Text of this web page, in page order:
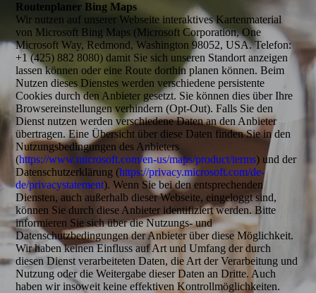
Routenplaner Bing Maps
Wir nutzen auf unserer Webseite interaktives Kartenmaterial
von Microsoft Bing Maps (Microsoft Corporation, One
Microsoft Way, Redmond, Washington 98052, USA. Telefon:
+1 (425) 882 8080) damit Sie sich unseren Standort anzeigen
lassen können oder eine Route dorthin planen können. Beim
Nutzen dieses Dienstes werden verschiedene persistente
Cookies durch den Anbieter gesetzt. Sie können dies über Ihre
Browsereinstellungen verhindern (Opt-Out). Falls Sie den
Dienst nutzen werden verschiedene Daten an den Anbieter
übertragen. Eine Übersicht über diese Daten finden Sie in den
Nutzungsbedingungen des Anbieters
(https://www.microsoft.com/en-us/maps/product/terms) und der
Datenschutzerklärung (https://privacy.microsoft.com/de-
de/privacystatement). Wenn Sie bei den entsprechenden
Diensten, auch außerhalb dieser Webseite, eingeloggt sind,
können Sie durch diese Anbieter identifiziert werden. Bitte
informieren Sie sich über die Nutzungs- und
Datenschutzbedingungen der Anbieter über diese Möglichkeit.
Wir haben keinen Einfluss auf Art und Umfang der durch
diesen Dienst verarbeiteten Daten, die Art der Verarbeitung und
Nutzung oder die Weitergabe dieser Daten an Dritte. Auch
haben wir insoweit keine effektiven Kontrollmöglichkeiten.